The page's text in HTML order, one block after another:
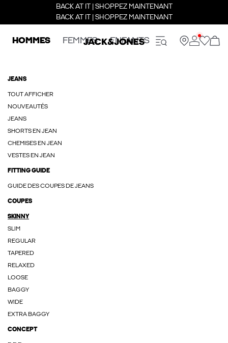
BACK AT IT | SHOPPEZ MAINTENANT
BACK AT IT | SHOPPEZ MAINTENANT
HOMMES FEMMES ENFANTS
JEANS
TOUT AFFICHER
NOUVEAUTÉS
JEANS
SHORTS EN JEAN
CHEMISES EN JEAN
VESTES EN JEAN
FITTING GUIDE
GUIDE DES COUPES DE JEANS
COUPES
SKINNY
SLIM
REGULAR
TAPERED
RELAXED
LOOSE
BAGGY
WIDE
EXTRA BAGGY
CONCEPT